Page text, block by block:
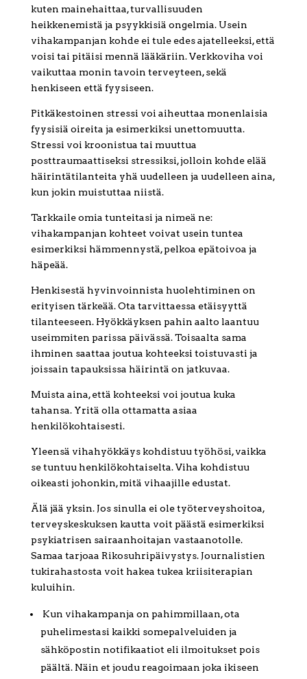
kuten mainehaittaa, turvallisuuden
heikkenemistä ja psyykkisiä ongelmia. Usein
vihakampanjan kohde ei tule edes ajatelleeksi, että
voisi tai pitäisi mennä lääkäriin. Verkkoviha voi
vaikuttaa monin tavoin terveyteen, sekä
henkiseen että fyysiseen.
Pitkäkestoinen stressi voi aiheuttaa monenlaisia
fyysisiä oireita ja esimerkiksi unettomuutta.
Stressi voi kroonistua tai muuttua
posttraumaattiseksi stressiksi, jolloin kohde elää
häirintätilanteita yhä uudelleen ja uudelleen aina,
kun jokin muistuttaa niistä.
Tarkkaile omia tunteitasi ja nimeä ne:
vihakampanjan kohteet voivat usein tuntea
esimerkiksi hämmennystä, pelkoa epätoivoa ja
häpeää.
Henkisestä hyvinvoinnista huolehtiminen on
erityisen tärkeää. Ota tarvittaessa etäisyyttä
tilanteeseen. Hyökkäyksen pahin aalto laantuu
useimmiten parissa päivässä. Toisaalta sama
ihminen saattaa joutua kohteeksi toistuvasti ja
joissain tapauksissa häirintä on jatkuvaa.
Muista aina, että kohteeksi voi joutua kuka
tahansa. Yritä olla ottamatta asiaa
henkilökohtaisesti.
Yleensä vihahyökkäys kohdistuu työhösi, vaikka
se tuntuu henkilökohtaiselta. Viha kohdistuu
oikeasti johonkin, mitä vihaajille edustat.
Älä jää yksin. Jos sinulla ei ole työterveyshoitoa,
terveyskeskuksen kautta voit päästä esimerkiksi
psykiatrisen sairaanhoitajan vastaanotolle.
Samaa tarjoaa Rikosuhripäivystys. Journalistien
tukirahastosta voit hakea tukea kriisiterapian
kuluihin.
Kun vihakampanja on pahimmillaan, ota
puhelimestasi kaikki somepalveluiden ja
sähköpostin notifikaatiot eli ilmoitukset pois
päältä. Näin et joudu reagoimaan joka ikiseen